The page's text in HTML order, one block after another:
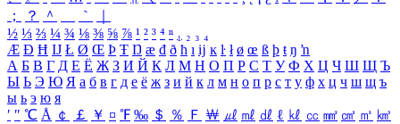
；
？ ＾ ｀
½ ⅓ ⅔ ¼ ¾ ⅛ ⅜ ⅝ ⅞ ¹ ² ³ ⁴ ⁿ ₁ ₂ ₃ ₄
Æ Ð Ħ Ĳ Ł Ø Œ Þ Ŧ Ŋ æ đ ð ħ ı ĳ ĸ ŀ ł ø œ ß þ ŧ ŋ ŉ
А Б В Г Д Е Ё Ж З И Й К Л М Н О П Р С Т У Ф Х Ц Ч Ш Щ Ъ
Ы Ь Э Ю Я а б в г д е ё ж з и й к л м н о п р с т у ф х ц ч ш щ ъ
ы ь э ю я
′ ″ ℃ Å ￠ ￡ ￥ ¤ ℉ ‰ ＄ ％ Ｆ ￦ ㎕ ㎖ ㎗ ℓ ㎘ ㏄ ㎣ ㎤ ㎥ ㎦